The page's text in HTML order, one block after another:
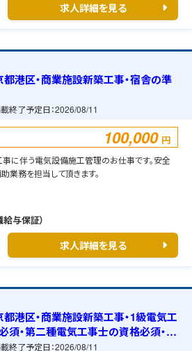
求人詳細を見る
港区・商業施設新築工事・宿舎の準
終了予定日：2026/08/11
100,000 円
に伴う電気設備施工管理のお仕事です。安全
務を担当して頂きます。
与保証）
求人詳細を見る
港区・商業施設新築工事・1級電気工
・第二種電気工事士の資格必須・宿
終了予定日：2026/08/11